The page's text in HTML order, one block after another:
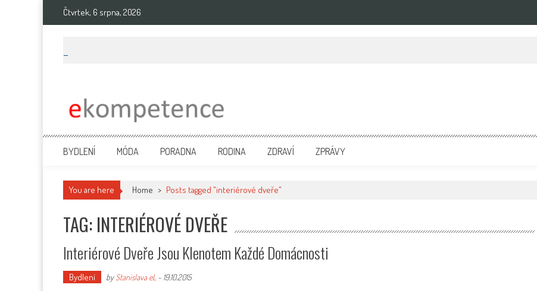
Čtvrtek, 6 srpna, 2026
Ekompetence
eKompetence web spol. Press Media. Vydáme vaše tiskové zprávy na zpravodajských portálech. Press Media. Kde vydat Tiskovou zprávu? Na portále eKompetence
BYDLENÍ MÓDA PORADNA RODINA ZDRAVÍ ZPRÁVY
You are here Home > Posts tagged "interiérové dveře"
TAG: INTERIÉROVÉ DVEŘE
Interiérové Dveře Jsou Klenotem Každé Domácnosti
Bydlení byStanislava eL - 19.10.2015